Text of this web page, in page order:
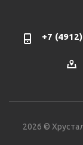
+7
2026 ©